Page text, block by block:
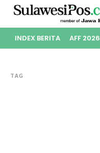
INDEX BERITA AFF 2026
TAG